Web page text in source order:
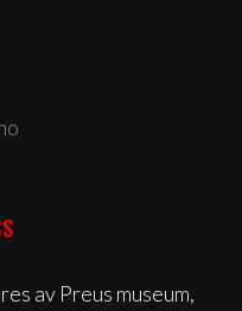
av Preus museum,